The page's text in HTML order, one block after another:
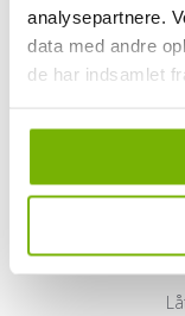
analysepartnere.
data med andre
de har indsamlet